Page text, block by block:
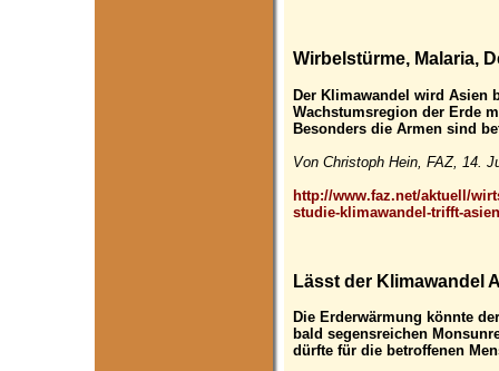
Wirbelstürme, Malaria,
Der Klimawandel wird Asien
Wachstumsregion der Erde
Besonders die Armen sind
Von Christoph Hein, FAZ, 14.
http://www.faz.net/aktuell/
studie-klimawandel-trifft-
Lässt der Klimawandel
Die Erderwärmung könnte
bald segensreichen
dürfte für die betroffenen